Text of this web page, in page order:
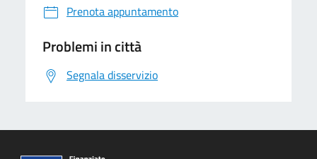
Prenota appuntamento
Problemi in città
Segnala disservizio